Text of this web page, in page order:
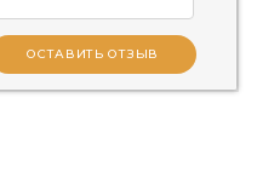
ОСТАВИТЬ ОТЗЫВ